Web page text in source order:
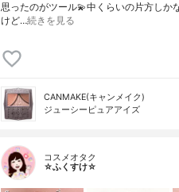
思ったのがツール💫中くらいの片方しか
けど…続きを見る
CANMAKE(キャンメイク)
ジューシーピュアアイズ
コスメオタク
☆ふくすけ☆